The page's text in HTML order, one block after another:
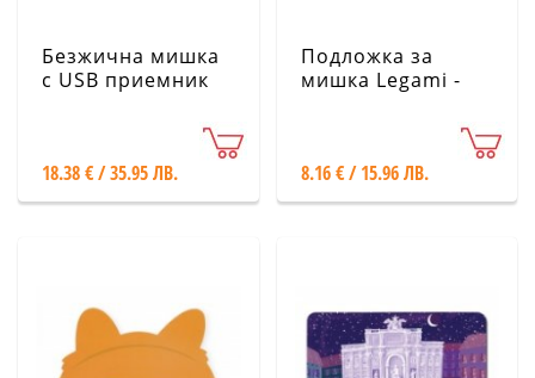
Безжична мишка
с USB приемник
18.38 € / 35.95 ЛВ.
Подложка за
мишка Legami -
8.16 € / 15.96 ЛВ.